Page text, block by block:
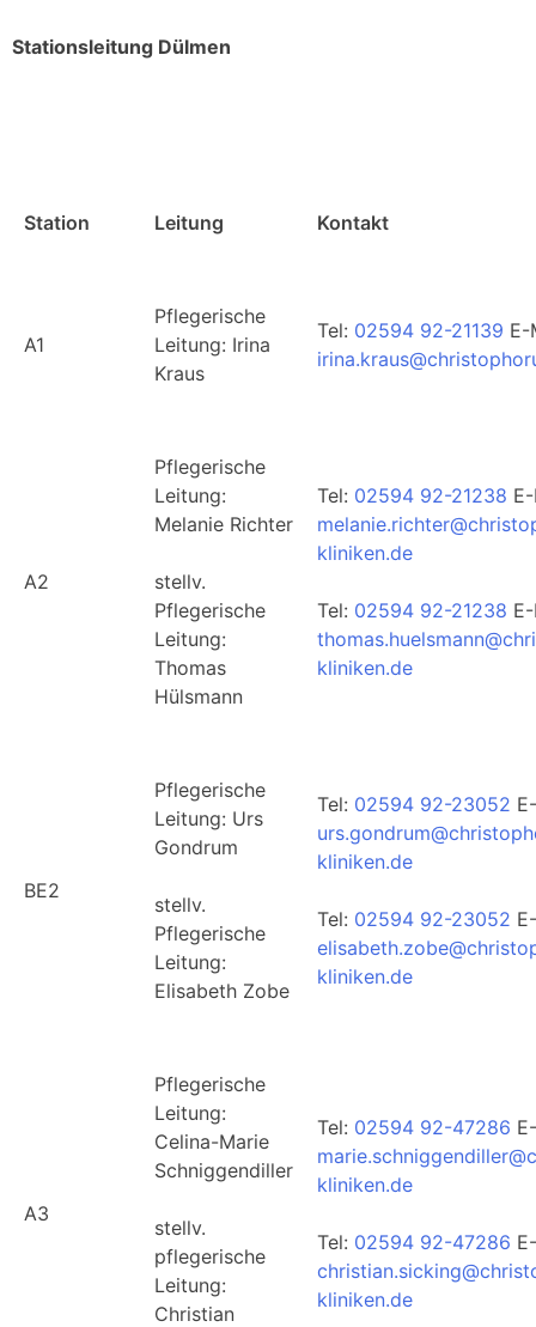
Stationsleitung Dülmen
Station Leitung Kontakt
A1
Pflegerische
Leitung: Irina
Kraus
Tel: 02594 92-21139 E-
A2
Pflegerische
Leitung:
Melanie Richter
stellv.
Pflegerische
Leitung:
Thomas
Hülsmann
Tel: 02594 92-21238
kliniken.de
Tel: 02594 92-21238
kliniken.de
BE2
Pflegerische
Leitung: Urs
Gondrum
stellv.
Pflegerische
Leitung:
Elisabeth Zobe
Tel: 02594 92-23052
kliniken.de
Tel: 02594 92-23052
kliniken.de
A3
Pflegerische
Leitung:
Celina-Marie
Schniggendiller
stellv.
pflegerische
Leitung:
Christian
Tel: 02594 92-47286
kliniken.de
Tel: 02594 92-47286
kliniken.de